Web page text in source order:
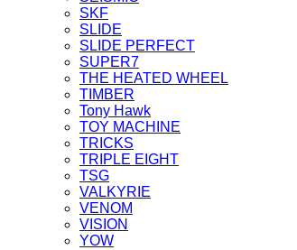
SKF
SLIDE
SLIDE PERFECT
SUPER7
THE HEATED WHEEL
TIMBER
Tony Hawk
TOY MACHINE
TRICKS
TRIPLE EIGHT
TSG
VALKYRIE
VENOM
VISION
YOW